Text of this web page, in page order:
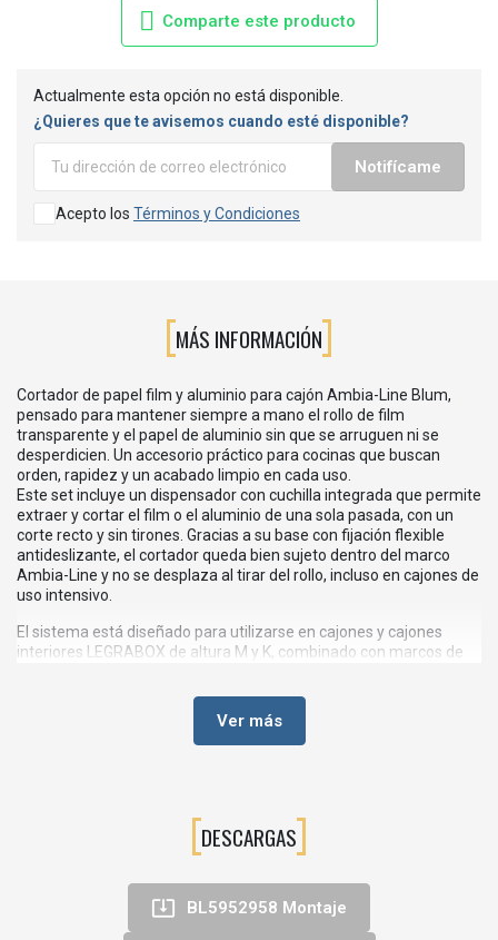
Comparte este producto
Actualmente esta opción no está disponible.
¿Quieres que te avisemos cuando esté disponible?
Notifícame
Acepto los Términos y Condiciones
MÁS INFORMACIÓN
Cortador de papel film y aluminio para cajón Ambia-Line Blum,
pensado para mantener siempre a mano el rollo de film
transparente y el papel de aluminio sin que se arruguen ni se
desperdicien. Un accesorio práctico para cocinas que buscan
orden, rapidez y un acabado limpio en cada uso.
Este set incluye un dispensador con cuchilla integrada que permite
extraer y cortar el film o el aluminio de una sola pasada, con un
corte recto y sin tirones. Gracias a su base con fijación flexible
antideslizante, el cortador queda bien sujeto dentro del marco
Ambia-Line y no se desplaza al tirar del rollo, incluso en cajones de
uso intensivo.
El sistema está diseñado para utilizarse en cajones y cajones
interiores LEGRABOX de altura M y K, combinado con marcos de
46 mm, lo que cubre la mayoría de papel film y papel aluminio
el conjunto está fabricado en plástico de alta calidad y acero,
materiales resistentes al uso diario en la cocina.
En resumen, es un accesorio Ambia-Line ideal para quien quiere
un cajón bien organizado, con el film y el aluminio siempre listos
para usar, sin cajas sueltas ocupando espacio en la encimera.
Ver más
DESCARGAS
 BL5952958 Montaje